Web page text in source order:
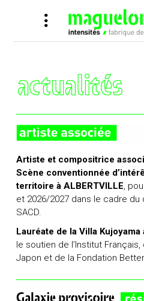
Artiste et compositrice
Scène conventionnée
territoire à ALBERTVILLE,
et 2026/2027 dans le cadre du
SACD.
Lauréate de la Villa Kujoyama
le soutien de l’Institut Français,
Japon et de la Fondation